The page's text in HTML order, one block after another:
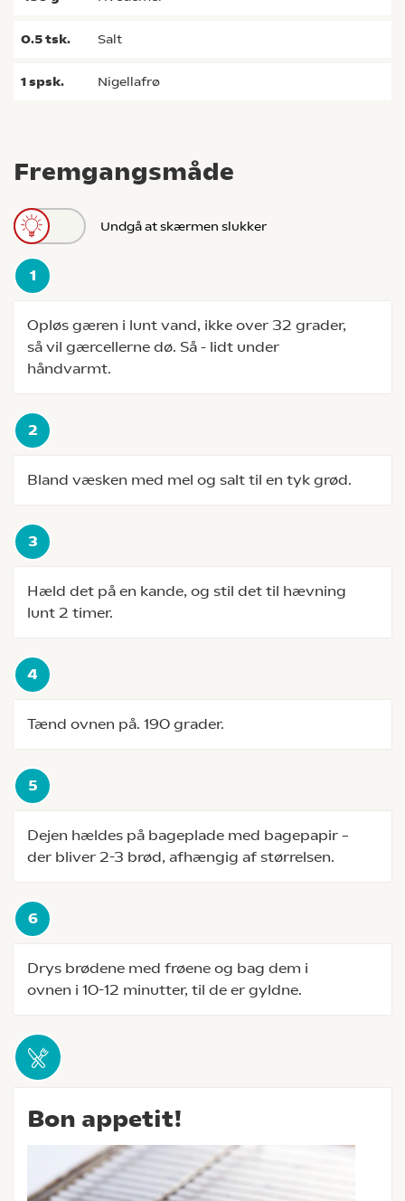
Fremgangsmåde
Undgå at skærmen slukker
Opløs gæren i lunt vand, ikke over 32 grader,
så vil gærcellerne dø. Så - lidt under
håndvarmt.
Bland væsken med mel og salt til en tyk grød.
Hæld det på en kande, og stil det til hævning
lunt 2 timer.
Tænd ovnen på. 190 grader.
Dejen hældes på bageplade med bagepapir –
der bliver 2-3 brød, afhængig af størrelsen.
Drys brødene med frøene og bag dem i
ovnen i 10-12 minutter, til de er gyldne.
Bon appetit!
0.5tsk. salt
1spsk. Nigellafrø